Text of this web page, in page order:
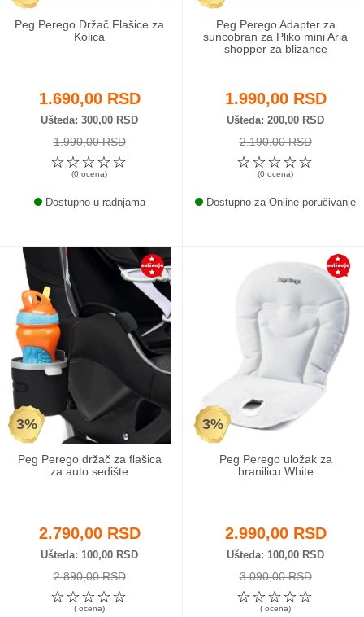
Peg Perego Držač Flašice za
Kolica
1.690,00 RSD
Ušteda 300,00 RSD
1.990,00 RSD
☆
☆
☆
☆
☆
(0 ocena)
Dostupno u radnjama
Peg Perego Adapter za
suncobran za Pliko mini Aria
shopper za blizance
1.990,00 RSD
Ušteda 200,00 RSD
2.190,00 RSD
☆
☆
☆
☆
☆
(0 ocena)
Dostupno za Online poručivanje
3%
Peg Perego držač za flašica
za auto sedište
2.790,00 RSD
Ušteda 100,00 RSD
2.890,00 RSD
☆
☆
☆
☆
☆
( ocena)
3%
Peg Perego uložak za
hranilicu White
2.990,00 RSD
Ušteda 100,00 RSD
3.090,00 RSD
☆
☆
☆
☆
☆
( ocena)